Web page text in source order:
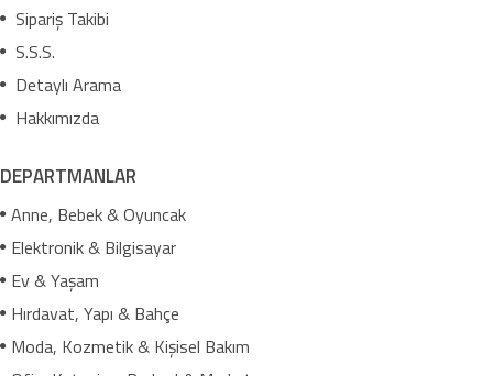
Sipariş Takibi
S.S.S.
Detaylı Arama
Hakkımızda
DEPARTMANLAR
Anne, Bebek & Oyuncak
Elektronik & Bilgisayar
Ev & Yaşam
Hırdavat, Yapı & Bahçe
Moda, Kozmetik & Kişisel Bakım